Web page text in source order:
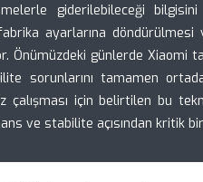
giderilebileceği
ayarlarına döndürülmesi
Önümüzdeki günlerde Xiaomi
sorunlarını tamamen
çalışması için belirtilen bu
ve stabilite açısından kritik